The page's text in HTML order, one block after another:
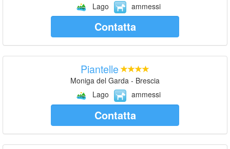
Lago
ammessi
Contatta
Piantelle
Moniga del Garda - Brescia
Lago
ammessi
Contatta